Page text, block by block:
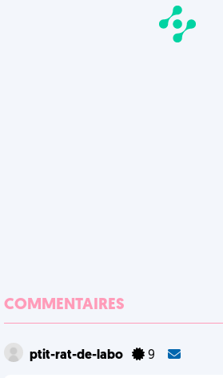
COMMENTAIRES
ptit-rat-de-labo 9